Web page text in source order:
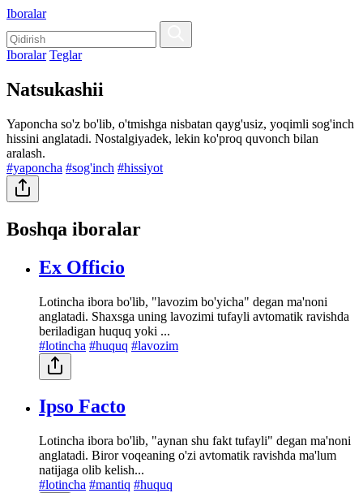
Iboralar
Iboralar Teglar
Natsukashii
Yaponcha so'z bo'lib, o'tmishga nisbatan qayg'usiz, yoqimli sog'inch
hissini anglatadi. Nostalgiyadek, lekin ko'proq quvonch bilan
aralash.
#yaponcha #sog'inch #hissiyot
Boshqa iboralar
Ex Officio
Lotincha ibora bo'lib, "lavozim bo'yicha" degan ma'noni
anglatadi. Shaxsga uning lavozimi tufayli avtomatik ravishda
beriladigan huquq yoki ...
#lotincha #huquq #lavozim
Ipso Facto
Lotincha ibora bo'lib, "aynan shu fakt tufayli" degan ma'noni
anglatadi. Biror voqeaning o'zi avtomatik ravishda ma'lum
natijaga olib kelish...
#lotincha #mantiq #huquq